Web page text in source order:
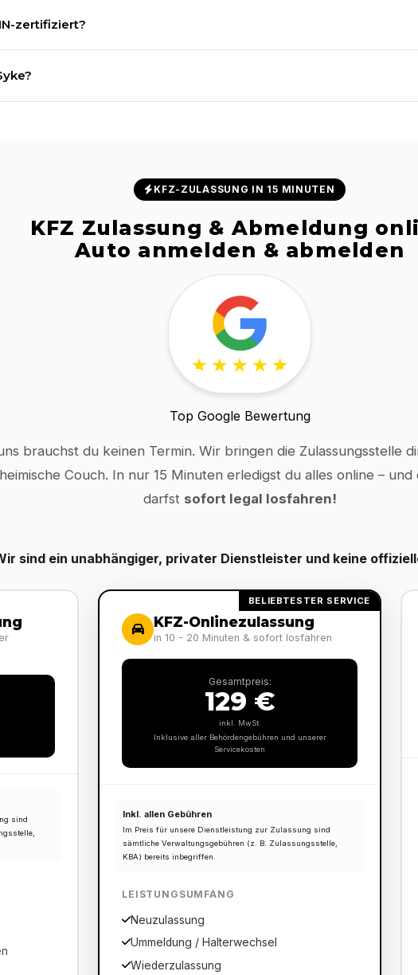
zertifiziert?
KFZ-ZULASSUNG IN 15 MINUTEN
KFZ Zulassung & Abmeldung
Auto anmelden & abmelden
Top Google Bewertung
brauchst du keinen Termin. Wir bringen die Zulassungsstelle
Couch. In nur 15 Minuten erledigst du alles online – und
darfst sofort legal losfahren!
sind ein unabhängiger, privater Dienstleister und keine
sind
BELIEBTESTER SERVICE
KFZ-Onlinezulassung
in 10 - 20 Minuten & sofort losfahren
Gesamtpreis:
129 €
inkl. MwSt.
Inklusive aller Behördengebühren und unserer
Servicekosten
Inkl. allen Gebühren
Im Preis für unsere Dienstleistung zur Zulassung sind
sämtliche Verwaltungsgebühren (z. B. Zulassungsstelle,
KBA) bereits inbegriffen.
LEISTUNGSUMFANG
Neuzulassung
Ummeldung / Halterwechsel
Wiederzulassung